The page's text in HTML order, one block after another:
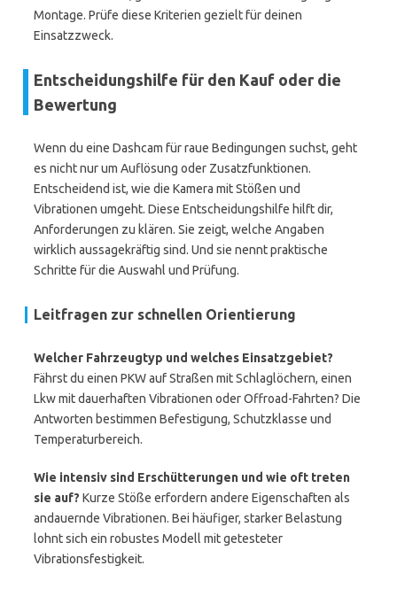
Montage. Prüfe diese Kriterien gezielt für deinen
Einsatzzweck.
Entscheidungshilfe für den Kauf oder die
Bewertung
Wenn du eine Dashcam für raue Bedingungen suchst, geht
es nicht nur um Auflösung oder Zusatzfunktionen.
Entscheidend ist, wie die Kamera mit Stößen und
Vibrationen umgeht. Diese Entscheidungshilfe hilft dir,
Anforderungen zu klären. Sie zeigt, welche Angaben
wirklich aussagekräftig sind. Und sie nennt praktische
Schritte für die Auswahl und Prüfung.
Leitfragen zur schnellen Orientierung
Welcher Fahrzeugtyp und welches Einsatzgebiet?
Fährst du einen PKW auf Straßen mit Schlaglöchern, einen
Lkw mit dauerhaften Vibrationen oder Offroad-Fahrten? Die
Antworten bestimmen Befestigung, Schutzklasse und
Temperaturbereich.
Wie intensiv sind Erschütterungen und wie oft treten
sie auf? Kurze Stöße erfordern andere Eigenschaften als
andauernde Vibrationen. Bei häufiger, starker Belastung
lohnt sich ein robustes Modell mit getesteter
Vibrationsfestigkeit.